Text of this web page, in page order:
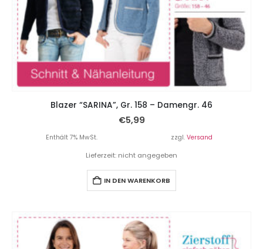
Blazer “SARINA”, Gr. 158 – Damengr. 46
€5,99
Enthält 7% MwSt. zzgl. Versand
Lieferzeit: nicht angegeben
IN DEN WARENKORB